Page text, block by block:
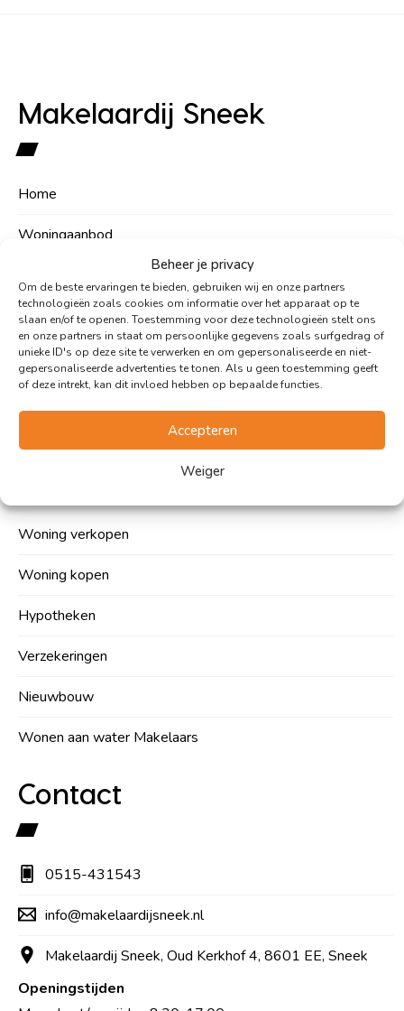
Beheer je privacy
Om de beste ervaringen te bieden, gebruiken wij en onze partners
technologieën zoals cookies om informatie over het apparaat op te
slaan en/of te openen. Toestemming voor deze technologieën stelt ons
en onze partners in staat om persoonlijke gegevens zoals surfgedrag of
unieke ID's op deze site te verwerken en om gepersonaliseerde en niet-
gepersonaliseerde advertenties te tonen. Als u geen toestemming geeft
of deze intrekt, kan dit invloed hebben op bepaalde functies.
Accepteren
Weiger
Makelaardij Sneek
Home
Woningaanbod
Woonupdates
Contact
Expertises
Woning verkopen
Woning kopen
Hypotheken
Verzekeringen
Nieuwbouw
Wonen aan water Makelaars
Contact
0515-431543
info@makelaardijsneek.nl
Makelaardij Sneek, Oud Kerkhof 4, 8601 EE, Sneek
Openingstijden